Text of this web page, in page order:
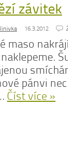
závitek
16.3.2012
maso
naklepeme.
pánvi
Číst více »